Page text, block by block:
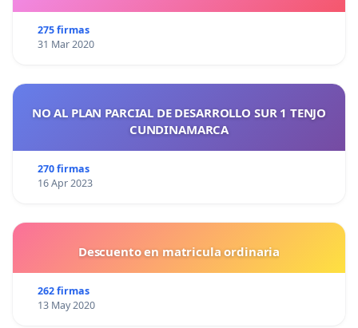
275 firmas
31 Mar 2020
NO AL PLAN PARCIAL DE DESARROLLO SUR 1 TENJO
CUNDINAMARCA
270 firmas
16 Apr 2023
Descuento en matricula ordinaria
262 firmas
13 May 2020